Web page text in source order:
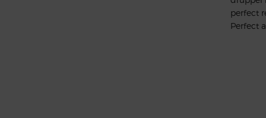
perfect
Perfect